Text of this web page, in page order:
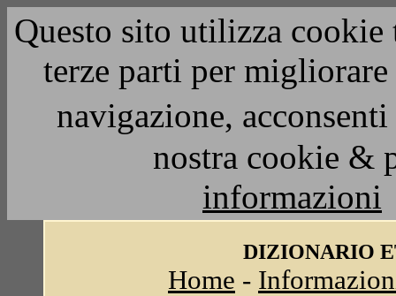
Questo sito utilizza
terze parti per
navigazione,
nostra cookie &
informazioni
DIZIONARIO
Home -